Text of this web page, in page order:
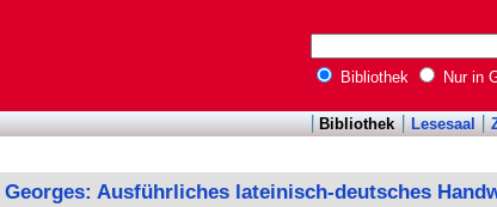
Bibliothek Nur in
Bibliothek Lesesaal
Georges: Ausführliches lateinisch-deutsches